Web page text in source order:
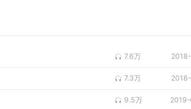
那些驱动和支配着我们的东西，虽然无法改变，但
一个分权者，才能达到完美的权利平衡。
7.6万
7.3万
9.5万